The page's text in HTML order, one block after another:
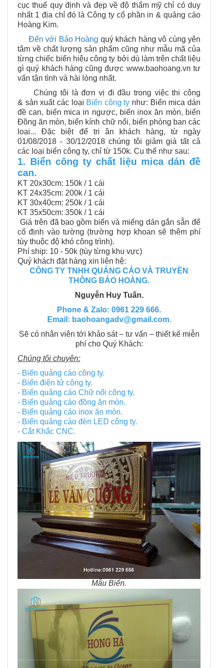
cục thuế quy định và đẹp về độ thẩm mỹ chỉ có duy
nhất 1 địa chỉ đó là Công ty cổ phần in & quảng cáo
Hoàng Kim.
Đến với Bảo Hoàng quý khách hàng vô cùng yên
tâm về chất lượng sản phẩm cũng như mẫu mã của
từng chiếc biển hiệu công ty bởi dù làm trên chất liệu
gì quý khách hàng cũng được www.baohoang.vn tư
vấn tận tình và hài lòng nhất.
Chúng tôi là đơn vị đi đầu trong việcthi công
& sản xuất các loại Biển công ty như: Biển mica dán
đề can, biển mica in ngược, biển inox ăn mòn, biển
Đồng ăn mòn, biển kính chữ nổi, biển phòng ban các
loại...Đặc biệt để tri ân khách hàng, từ ngày
01/08/2018 - 30/12/2018 chúng tôi giảm giá tất cả
các loại biển công ty, chỉ từ 150k. Cụ thể như sau:
1. Biển công ty chất liệu mica dán đề
can.
KT 20x30cm: 150k / 1 cái
KT 24x35cm: 200k / 1 cái
KT 30x40cm: 250k / 1 cái
KT 35x50cm: 350k / 1 cái
Giá trên đã bao gồm biển và miếng dán gắn sẵn để
cố định vào tường (trường hợp khoan sẽ thêm phí
tùy thuộc độ khó công trình).
Phí ship: 10 - 50k (tùy từng khu vực)
Quý khách đặt hàng xin liên hệ:
CÔNG TY TNHH QUẢNG CÁO VÀ TRUYỀN
THÔNG BẢO HOÀNG.
Nguyễn Huy Tuấn.
Phone & Zalo: 0961 229 666.
Email: baohoangadv@gmail.com.
Sẽ có nhân viên tới khảo sát – tư vấn – thiết kế miễn
phí cho Quý Khách:
Chúng tôi chuyên:
- Biển quảng cáo công ty.
- Biển điện tử công ty.
- Biển quảng cáo Chữ nổi công ty.
- Biển quảng cáo đồng ăn mòn.
- Biển quảng cáo inox ăn mòn.
- Biển quảng cáo đèn LED công ty.
- Cắt Khắc CNC.
Mẫu Biển.